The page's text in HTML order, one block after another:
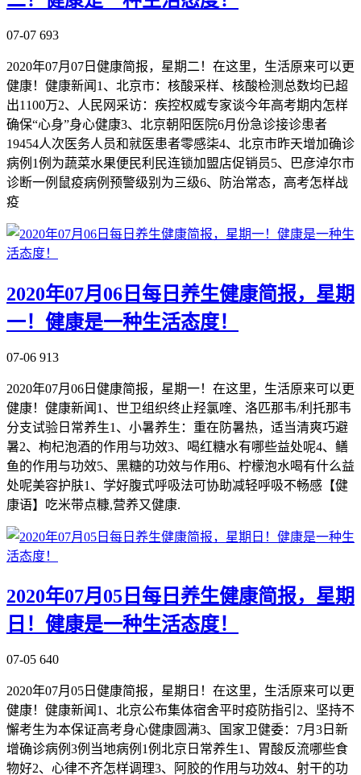
07-07 693
2020年07月07日健康简报，星期二！在这里，生活原来可以更
健康！健康新闻1、北京市：核酸采样、核酸检测总数均已超
出1100万2、人民网采访：疾控权威专家谈今年高考期内怎样
确保“心身”身心健康3、北京朝阳医院6月份急诊接诊患者
19454人次医务人员和就医患者零感柒4、北京市昨天增加确诊
病例1例为蔬菜水果便民利民连锁加盟店促销员5、巴彦淖尔市
诊断一例鼠疫病例预警级别为三级6、防治常态，高考怎样战
疫
2020年07月06日每日养生健康简报，星期
一！健康是一种生活态度！
07-06 913
2020年07月06日健康简报，星期一！在这里，生活原来可以更
健康！健康新闻1、世卫组织终止羟氯喹、洛匹那韦/利托那韦
分支试验日常养生1、小暑养生：重在防暑热，适当清爽巧避
暑2、枸杞泡酒的作用与功效3、喝红糖水有哪些益处呢4、鳝
鱼的作用与功效5、黑糖的功效与作用6、柠檬泡水喝有什么益
处呢美容护肤1、学好腹式呼吸法可协助减轻呼吸不畅感【健
康语】吃米带点糠,营养又健康.
2020年07月05日每日养生健康简报，星期
日！健康是一种生活态度！
07-05 640
2020年07月05日健康简报，星期日！在这里，生活原来可以更
健康！健康新闻1、北京公布集体宿舍平时疫防指引2、坚持不
懈考生为本保证高考身心健康圆满3、国家卫健委：7月3日新
增确诊病例3例当地病例1例北京日常养生1、胃酸反流哪些食
物好2、心律不齐怎样调理3、阿胶的作用与功效4、射干的功